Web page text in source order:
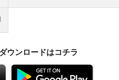
ウンロードはコチラ